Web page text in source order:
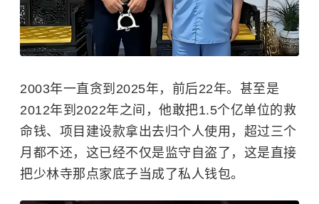
2003年一直贪到2025年，前后22年。甚至是
2012年到2022年之间，他敢把1.5个亿单位的救
命钱、项目建设款拿出去归个人使用，超过三个
月都不还，这已经不仅是监守自盗了，这是直接
把少林寺那点家底子当成了私人钱包。